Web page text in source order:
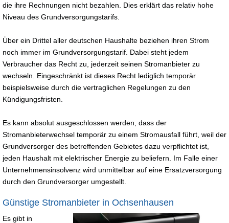
die ihre Rechnungen nicht bezahlen. Dies erklärt das relativ hohe
Niveau des Grundversorgungstarifs.
Über ein Drittel aller deutschen Haushalte beziehen ihren Strom
noch immer im Grundversorgungstarif. Dabei steht jedem
Verbraucher das Recht zu, jederzeit seinen Stromanbieter zu
wechseln. Eingeschränkt ist dieses Recht lediglich temporär
beispielsweise durch die vertraglichen Regelungen zu den
Kündigungsfristen.
Es kann absolut ausgeschlossen werden, dass der
Stromanbieterwechsel temporär zu einem Stromausfall führt, weil der
Grundversorger des betreffenden Gebietes dazu verpflichtet ist,
jeden Haushalt mit elektrischer Energie zu beliefern. Im Falle einer
Unternehmensinsolvenz wird unmittelbar auf eine Ersatzversorgung
durch den Grundversorger umgestellt.
Günstige Stromanbieter in Ochsenhausen
Es gibt in